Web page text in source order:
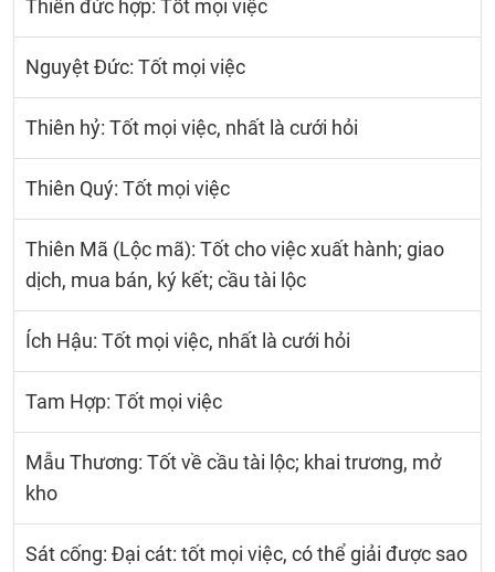
Thiên đức hợp: Tốt mọi việc
Nguyệt Đức: Tốt mọi việc
Thiên hỷ: Tốt mọi việc, nhất là cưới hỏi
Thiên Quý: Tốt mọi việc
Thiên Mã (Lộc mã): Tốt cho việc xuất hành; giao
dịch, mua bán, ký kết; cầu tài lộc
Ích Hậu: Tốt mọi việc, nhất là cưới hỏi
Tam Hợp: Tốt mọi việc
Mẫu Thương: Tốt về cầu tài lộc; khai trương, mở
kho
Sát cống: Đại cát: tốt mọi việc, có thể giải được sao